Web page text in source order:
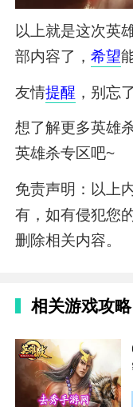
以上就是这次英
部内容了， 希望
友情提醒 ，别忘
想了解更多英雄
英雄杀专区吧~
免责声明：以上
有，如有侵犯您
删除相关内容。
相关游戏攻略